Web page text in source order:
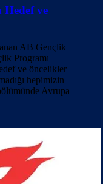
Hedef ve
AB Gençlik
Programı
ve öncelikler
hepimizin
Avrupa